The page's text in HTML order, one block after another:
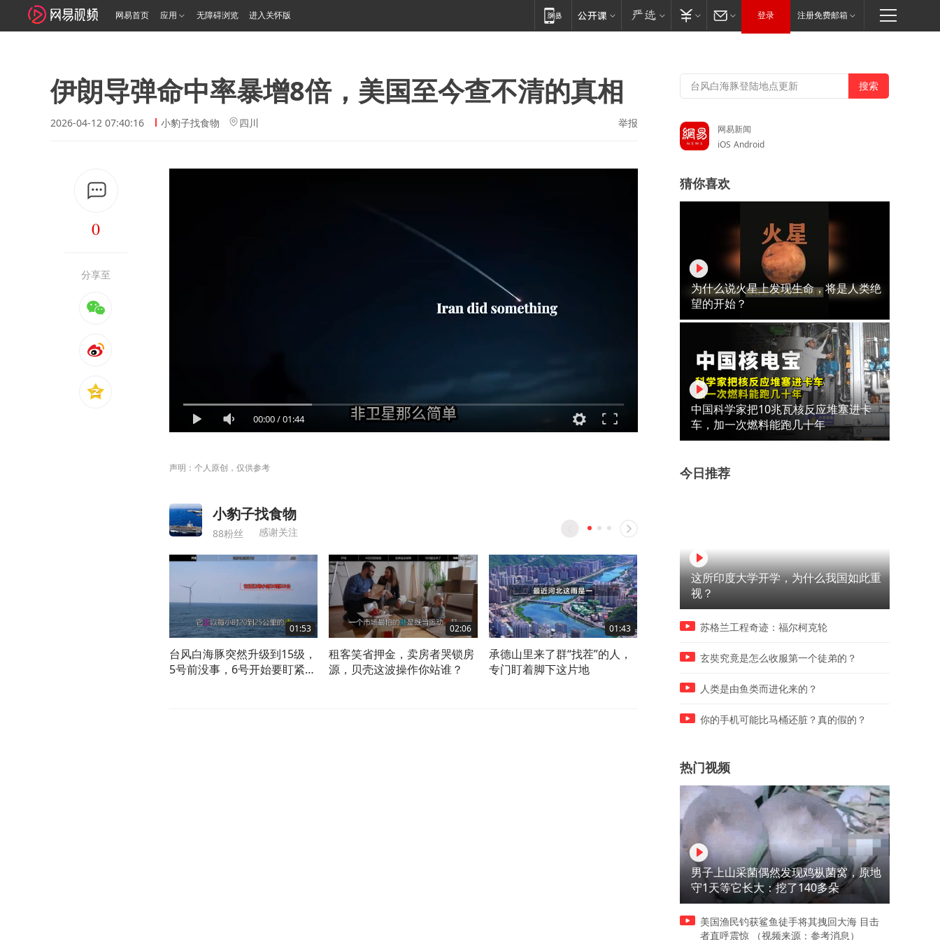
网易首页 应用 无障碍浏览 进入关怀版 登录 注册免费邮箱
伊朗导弹命中率暴增8倍，美国至今查不清的真相
2026-04-12 07:40:16 小豹子找食物 四川 举报
0
分享至
00:00/01:44
声明：个人原创，仅供参考
小豹子找食物
88粉丝 感谢关注
01:53
台风白海豚突然升级到15级，
5号前没事，6号开始要盯紧它
02:06
租客笑省押金，卖房者哭锁房
源，贝壳这波操作你站谁？
01:43
承德山里来了群“找茬”的人，
专门盯着脚下这片地
02:42
宠物离世只能埋公园？这个行
嘉陵江最大洪峰过境，南充
网易新闻
iOS Android
猜你喜欢
为什么说火星上发现生命，将是人类绝
望的开始？
中国科学家把10兆瓦核反应堆塞进卡
车，加一次燃料能跑几十年
今日推荐
这所印度大学开学，为什么我国如此重
视？
苏格兰工程奇迹：福尔柯克轮
玄奘究竟是怎么收服第一个徒弟的？
人类是由鱼类而进化来的？
你的手机可能比马桶还脏？真的假的？
热门视频
男子上山采菌偶然发现鸡枞菌窝，原地
守1天等它长大：挖了140多朵
美国渔民钓获鲨鱼徒手将其拽回大海 目击
者直呼震惊 （视频来源：参考消息）